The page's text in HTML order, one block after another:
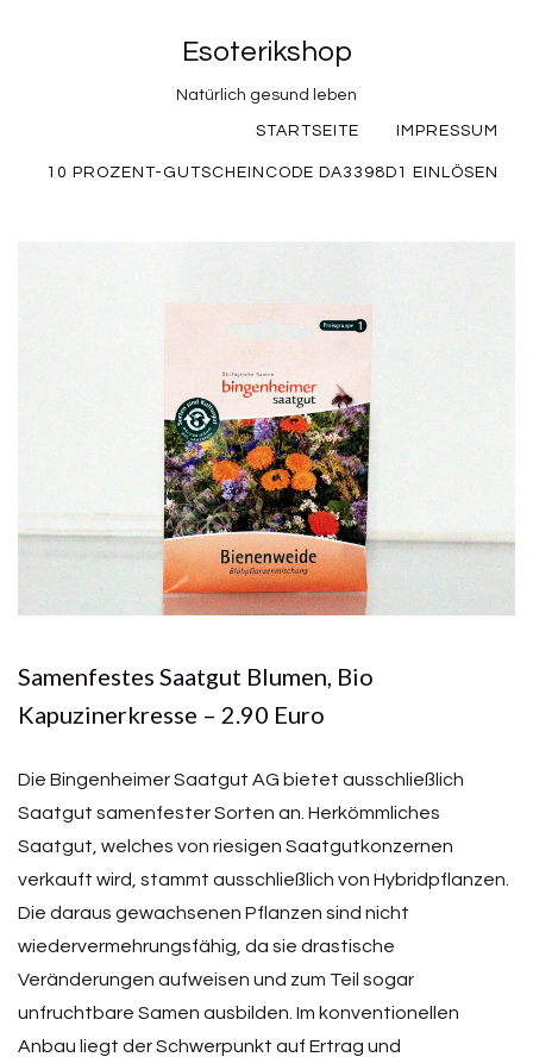
Esoterikshop
Natürlich gesund leben
STARTSEITE IMPRESSUM
10 PROZENT-GUTSCHEINCODE DA3398D1 EINLÖSEN
Samenfestes Saatgut Blumen, Bio
Kapuzinerkresse – 2.90 Euro
Die Bingenheimer Saatgut AG bietet ausschließlich
Saatgut samenfester Sorten an. Herkömmliches
Saatgut, welches von riesigen Saatgutkonzernen
verkauft wird, stammt ausschließlich von Hybridpflanzen.
Die daraus gewachsenen Pflanzen sind nicht
wiedervermehrungsfähig, da sie drastische
Veränderungen aufweisen und zum Teil sogar
unfruchtbare Samen ausbilden. Im konventionellen
Anbau liegt der Schwerpunkt auf Ertrag und